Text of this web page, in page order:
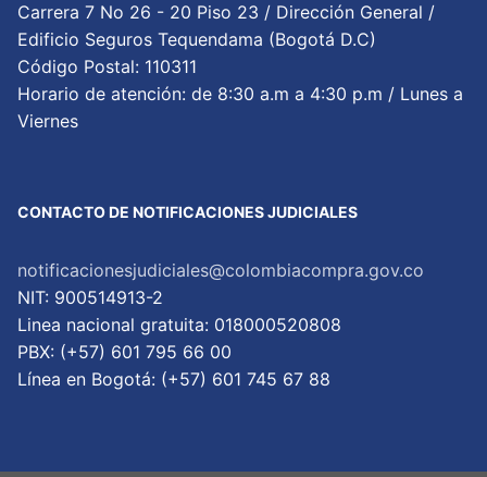
Carrera 7 No 26 - 20 Piso 23 / Dirección General /
Edificio Seguros Tequendama (Bogotá D.C)
Código Postal: 110311
Horario de atención: de 8:30 a.m a 4:30 p.m / Lunes a
Viernes
CONTACTO DE NOTIFICACIONES JUDICIALES
notificacionesjudiciales@colombiacompra.gov.co
NIT: 900514913-2
Linea nacional gratuita: 018000520808
PBX: (+57) 601 795 66 00
Lí­nea en Bogotá: (+57) 601 745 67 88